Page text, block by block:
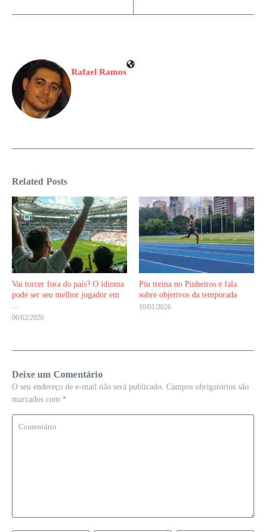
Rafael Ramos
Related Posts
Vai torcer fora do país? O idioma
pode ser seu melhor jogador em
...
06/02/2026
Piu treina no Pinheiros e fala
sobre objetivos da temporada
10/01/2026
Deixe um Comentário
O seu endereço de e-mail não será publicado. Campos obrigatórios são
marcados com *